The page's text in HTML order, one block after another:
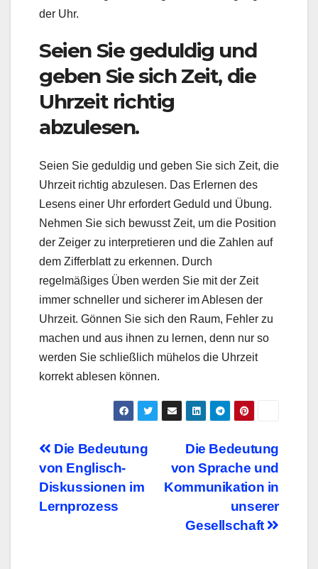
der Uhr.
Seien Sie geduldig und
geben Sie sich Zeit, die
Uhrzeit richtig
abzulesen.
Seien Sie geduldig und geben Sie sich Zeit, die
Uhrzeit richtig abzulesen. Das Erlernen des
Lesens einer Uhr erfordert Geduld und Übung.
Nehmen Sie sich bewusst Zeit, um die Position
der Zeiger zu interpretieren und die Zahlen auf
dem Zifferblatt zu erkennen. Durch
regelmäßiges Üben werden Sie mit der Zeit
immer schneller und sicherer im Ablesen der
Uhrzeit. Gönnen Sie sich den Raum, Fehler zu
machen und aus ihnen zu lernen, denn nur so
werden Sie schließlich mühelos die Uhrzeit
korrekt ablesen können.
Beitragsnavigation
Die Bedeutung
von Sprache und
Kommunikation in
unserer
Gesellschaft
Die Bedeutung
von Englisch-
Diskussionen im
Lernprozess